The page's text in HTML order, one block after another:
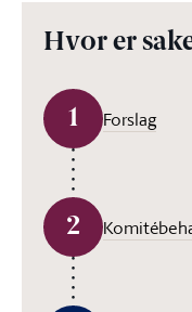
Hvor er
1 Forslag
2